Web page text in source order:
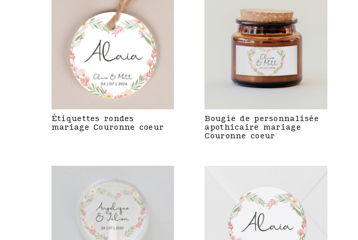
Étiquettes rondes
mariage Couronne coeur
Bougie de personnalisée
apothicaire mariage
Couronne coeur